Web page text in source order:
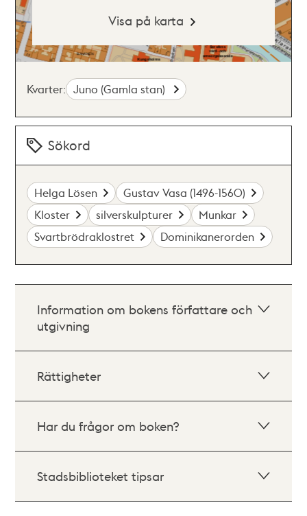
Visa på karta
Kvarter: Juno (Gamla stan)
Sökord
Helga Lösen
Gustav Vasa (1496-1560)
Kloster
silverskulpturer
Munkar
Svartbrödraklostret
Dominikanerorden
Information om bokens författare och
utgivning
Rättigheter
Har du frågor om boken?
Stadsbiblioteket tipsar